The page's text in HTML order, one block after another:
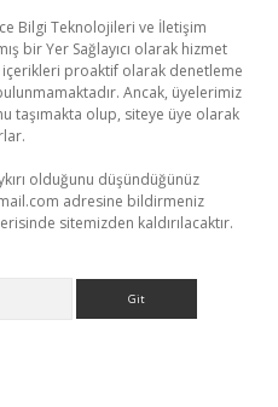
Bilgi Teknolojileri ve İletişim
bir Yer Sağlayıcı olarak hizmet
proaktif olarak denetleme
Ancak, üyelerimiz
taşımakta olup, siteye üye olarak
olduğunu düşündüğünüz
adresine bildirmeniz
sitemizden kaldırılacaktır.